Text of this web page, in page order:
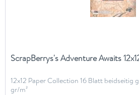
ScrapBerrys's Adventure Awaits
12x12 Paper Collection 16 Blatt beidseitig
gr/m²